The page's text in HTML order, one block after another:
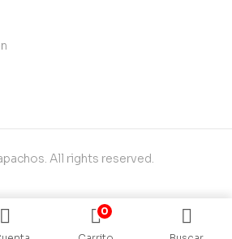
All rights reserved.
0